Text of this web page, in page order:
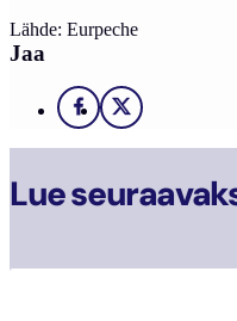
Lähde: Eurpeche
Jaa
Facebook
X
Lue